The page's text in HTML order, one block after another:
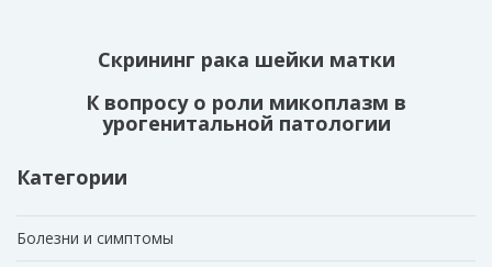
Скрининг рака шейки матки
К вопросу о роли микоплазм в
урогенитальной патологии
Категории
Болезни и симптомы